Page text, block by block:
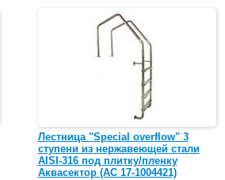
Лестница "Special overflow" 3
ступени из нержавеющей стали
AISI-316 под плитку/пленку
Аквасектор (АС 17-1004421)